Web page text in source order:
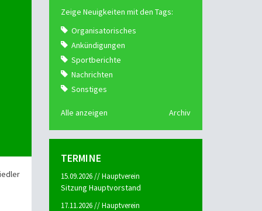
Zeige Neuigkeiten mit den Tags:
Organisatorisches
Ankündigungen
Sportberichte
Nachrichten
Sonstiges
Alle anzeigen Archiv
TERMINE
15.09.2026 // Hauptverein
Sitzung Hauptvorstand
17.11.2026 // Hauptverein